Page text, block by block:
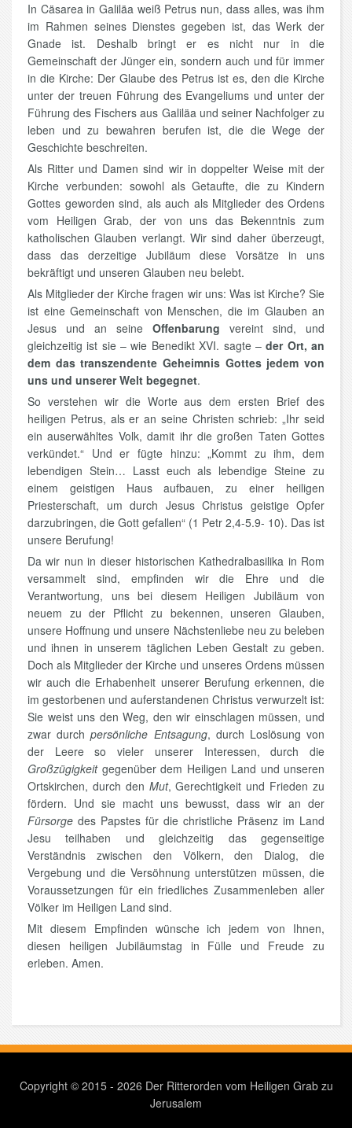
In Cäsarea in Galiläa weiß Petrus nun, dass alles, was ihm
im Rahmen seines Dienstes gegeben ist, das Werk der
Gnade ist. Deshalb bringt er es nicht nur in die
Gemeinschaft der Jünger ein, sondern auch und für immer
in die Kirche: Der Glaube des Petrus ist es, den die Kirche
unter der treuen Führung des Evangeliums und unter der
Führung des Fischers aus Galiläa und seiner Nachfolger zu
leben und zu bewahren berufen ist, die die Wege der
Geschichte beschreiten.
Als Ritter und Damen sind wir in doppelter Weise mit der
Kirche verbunden: sowohl als Getaufte, die zu Kindern
Gottes geworden sind, als auch als Mitglieder des Ordens
vom Heiligen Grab, der von uns das Bekenntnis zum
katholischen Glauben verlangt. Wir sind daher überzeugt,
dass das derzeitige Jubiläum diese Vorsätze in uns
bekräftigt und unseren Glauben neu belebt.
Als Mitglieder der Kirche fragen wir uns: Was ist Kirche? Sie
ist eine Gemeinschaft von Menschen, die im Glauben an
Jesus und an seine Offenbarung vereint sind, und
gleichzeitig ist sie – wie Benedikt XVI. sagte –der Ort, an
dem das transzendente Geheimnis Gottes jedem von
uns und unserer Welt begegnet.
So verstehen wir die Worte aus dem ersten Brief des
heiligen Petrus, als er an seine Christen schrieb: „Ihr seid
ein auserwähltes Volk, damit ihr die großen Taten Gottes
verkündet.“ Und er fügte hinzu: „Kommt zu ihm, dem
lebendigen Stein… Lasst euch als lebendige Steine zu
einem geistigen Haus aufbauen, zu einer heiligen
Priesterschaft, um durch Jesus Christus geistige Opfer
darzubringen, die Gott gefallen“ (1 Petr 2,4-5.9- 10). Das ist
unsere Berufung!
Da wir nun in dieser historischen Kathedralbasilika in Rom
versammelt sind, empfinden wir die Ehre und die
Verantwortung, uns bei diesem Heiligen Jubiläum von
neuem zu der Pflicht zu bekennen, unseren Glauben,
unsere Hoffnung und unsere Nächstenliebe neu zu beleben
und ihnen in unserem täglichen Leben Gestalt zu geben.
Doch als Mitglieder der Kirche und unseres Ordens müssen
wir auch die Erhabenheit unserer Berufung erkennen, die
im gestorbenen und auferstandenen Christus verwurzelt ist:
Sie weist uns den Weg, den wir einschlagen müssen, und
zwar durchpersönliche Entsagung, durch Loslösung von
der Leere so vieler unserer Interessen, durch die
Großzügigkeitgegenüber dem Heiligen Land und unseren
Ortskirchen, durch den Mut, Gerechtigkeit und Frieden zu
fördern. Und sie macht uns bewusst, dass wir an der
Fürsorge des Papstes für die christliche Präsenz im Land
Jesu teilhaben und gleichzeitig das gegenseitige
Verständnis zwischen den Völkern, den Dialog, die
Vergebung und die Versöhnung unterstützen müssen, die
Voraussetzungen für ein friedliches Zusammenleben aller
Völker im Heiligen Land sind.
Mit diesem Empfinden wünsche ich jedem von Ihnen,
diesen heiligen Jubiläumstag in Fülle und Freude zu
erleben. Amen.
Copyright © 2015 - 2026 Der Ritterorden vom Heiligen Grab zu
Jerusalem